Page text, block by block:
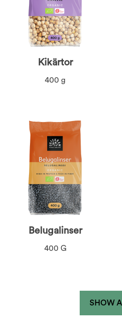
Kikärtor
400 g
Belugalinser
400 G
SHOW